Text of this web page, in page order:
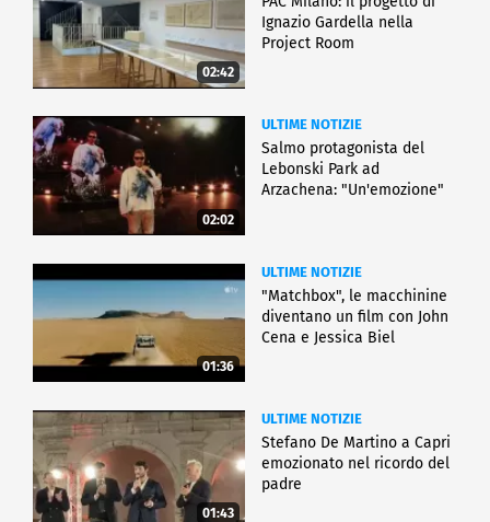
02:42
Ignazio Gardella nella
Project Room
02:02
ULTIME NOTIZIE
Salmo protagonista del
Lebonski Park ad
Arzachena: "Un'emozione"
01:36
ULTIME NOTIZIE
"Matchbox", le macchinine
diventano un film con John
Cena e Jessica Biel
01:43
ULTIME NOTIZIE
Stefano De Martino a Capri
emozionato nel ricordo del
padre